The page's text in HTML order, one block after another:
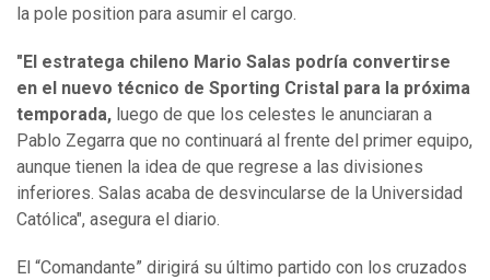
la pole position para asumir el cargo.
"El estratega chileno Mario Salas podría convertirse
en el nuevo técnico de Sporting Cristal para la próxima
temporada, luego de que los celestes le anunciaran a
Pablo Zegarra que no continuará al frente del primer equipo,
aunque tienen la idea de que regrese a las divisiones
inferiores. Salas acaba de desvincularse de la Universidad
Católica", asegura el diario.
El “Comandante” dirigirá su último partido con los cruzados